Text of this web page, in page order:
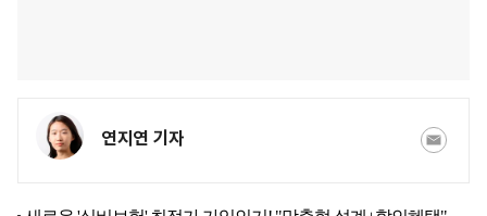
연지연 기자